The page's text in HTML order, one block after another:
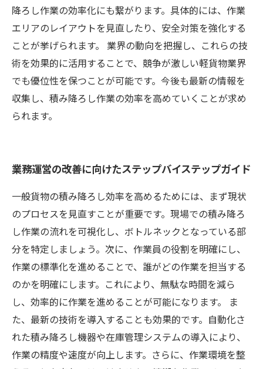
降ろし作業の効率化にも繋がります。具体的には、作業
エリアのレイアウトを見直したり、安全対策を強化する
ことが挙げられます。 業界の動向を把握し、これらの技
術を効果的に活用することで、競争が激しい軽貨物業界
でも優位性を保つことが可能です。今後も最新の情報を
収集し、積み降ろし作業の効率を高めていくことが求め
られます。
業務運営の改善に向けたステップバイステップガイド
一般貨物の積み降ろし効率を高めるためには、まず現状
のプロセスを見直すことが重要です。現場での積み降ろ
し作業の流れを可視化し、ボトルネックとなっている部
分を特定しましょう。次に、作業員の役割を明確にし、
作業の標準化を進めることで、誰がどの作業を担当する
のかを明確にします。これにより、無駄な時間を減ら
し、効率的に作業を進めることが可能になります。 ま
た、最新の技術を導入することも効果的です。自動化さ
れた積み降ろし機器や在庫管理システムの導入により、
作業の精度や速度が向上します。さらに、作業環境を整